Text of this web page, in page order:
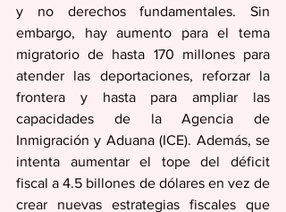
y no derechos fundamentales. Sin
embargo, hay aumento para el tema
migratorio de hasta 170 millones para
atender las deportaciones, reforzar la
frontera y hasta para ampliar las
capacidades de la Agencia de
Inmigración y Aduana (ICE). Además, se
intenta aumentar el tope del déficit
fiscal a 4.5 billones de dólares en vez de
crear nuevas estrategias fiscales que